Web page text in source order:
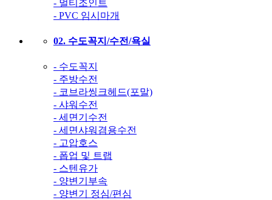
- 멀티조인트
- PVC 임시마개
02. 수도꼭지/수전/욕실
- 수도꼭지
- 주방수전
- 코브라씽크헤드(포말)
- 샤워수전
- 세면기수전
- 세면샤워겸용수전
- 고압호스
- 폽업 및 트랩
- 스텐유가
- 양변기부속
- 양변기 정심/편심